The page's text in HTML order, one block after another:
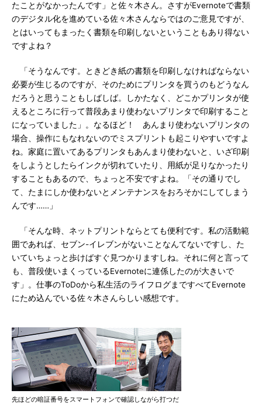
たことがなかったんです」と佐々木さん。さすがEvernoteで書類
のデジタル化を進めている佐々木さんならではのご意見ですが、
とはいってもまったく書類を印刷しないということもあり得ない
ですよね？
「そうなんです。ときどき紙の書類を印刷しなければならない
必要が生じるのですが、そのためにプリンタを買うのもどうなん
だろうと思うこともしばしば。しかたなく、どこかプリンタが使
えるところに行って普段あまり使わないプリンタで印刷すること
になっていました」。なるほど！ あんまり使わないプリンタの
場合、操作にもなれないのでミスプリントも起こりやすいですよ
ね。家庭に置いてあるプリンタもあんまり使わないと、いざ印刷
をしようとしたらインクが切れていたり、用紙が足りなかったり
することもあるので、ちょっと不安ですよね。「その通りでし
て、たまにしか使わないとメンテナンスをおろそかにしてしまう
んです……」
「そんな時、ネットプリントならとても便利です。私の活動範
囲であれば、セブン-イレブンがないことなんてないですし、た
いていちょっと歩けばすぐ見つかりますしね。それに何と言って
も、普段使いまくっているEvernoteに連係したのが大きいで
す」。仕事のToDoから私生活のライフログまですべてEvernote
にため込んでいる佐々木さんらしい感想です。
先ほどの暗証番号をスマートフォンで確認しながら打つだ